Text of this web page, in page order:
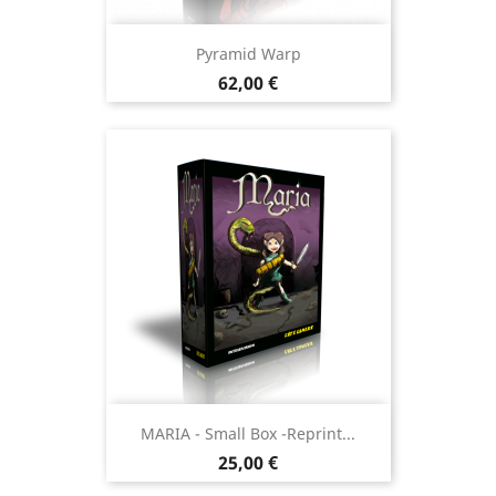
Pyramid Warp
Prix
62,00 €
MARIA - Small Box -reprint...
Prix
25,00 €